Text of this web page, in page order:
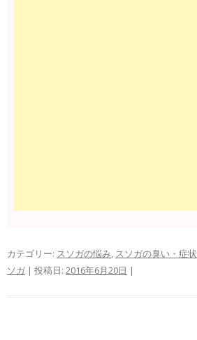
カテゴリー: スソガの悩み, スソガの臭い・症状
ソガ | 投稿日: 2016年6月20日 |